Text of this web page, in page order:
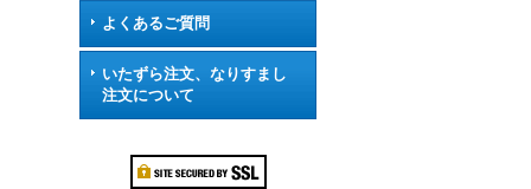
よくあるご質問
いたずら注文、なりすまし
注文について